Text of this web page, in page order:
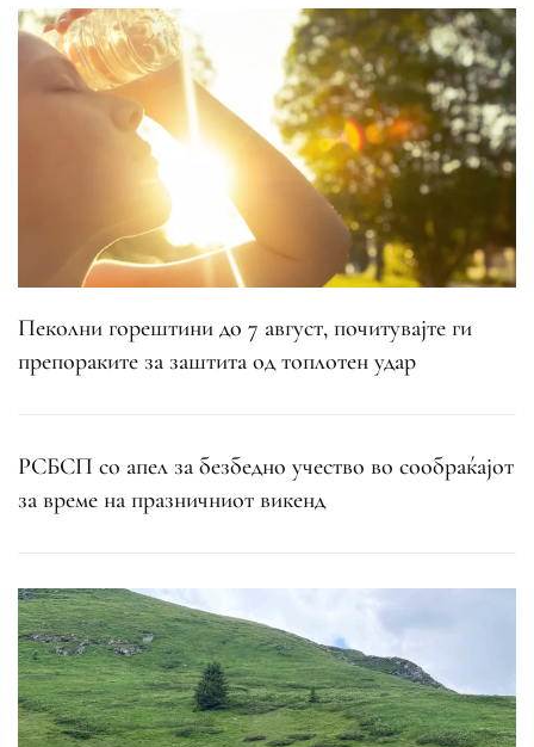
Пеколни горештини до 7 август, почитувајте ги
препораките за заштита од топлотен удар
РСБСП со апел за безбедно учество во сообраќајот
за време на празничниот викенд